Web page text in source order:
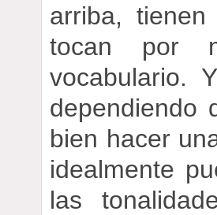
arriba,
tocan por
vocabulario.
dependiendo
bien hacer
idealmente
las